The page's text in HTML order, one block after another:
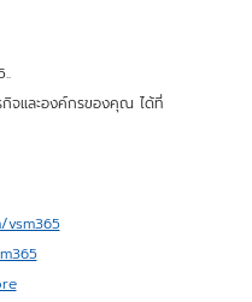
กิจและองค์กรของคุณ ได้ที่